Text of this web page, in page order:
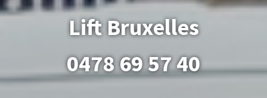
Lift Bruxelles
0478 69 57 40